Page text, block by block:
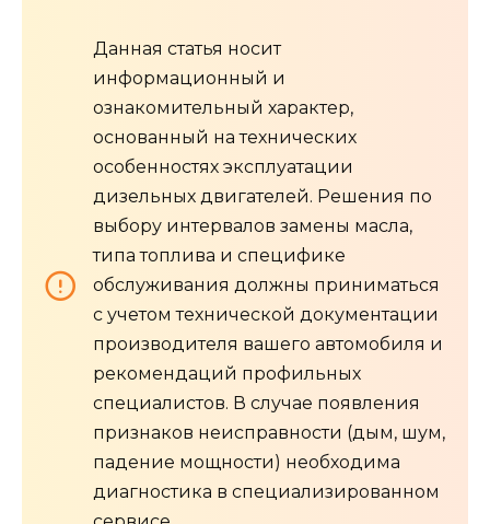
Данная статья носит
информационный и
ознакомительный характер,
основанный на технических
особенностях эксплуатации
дизельных двигателей. Решения по
выбору интервалов замены масла,
типа топлива и специфике
обслуживания должны приниматься
с учетом технической документации
производителя вашего автомобиля и
рекомендаций профильных
специалистов. В случае появления
признаков неисправности (дым, шум,
падение мощности) необходима
диагностика в специализированном